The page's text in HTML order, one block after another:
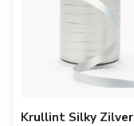
Krullint Silky Zilver